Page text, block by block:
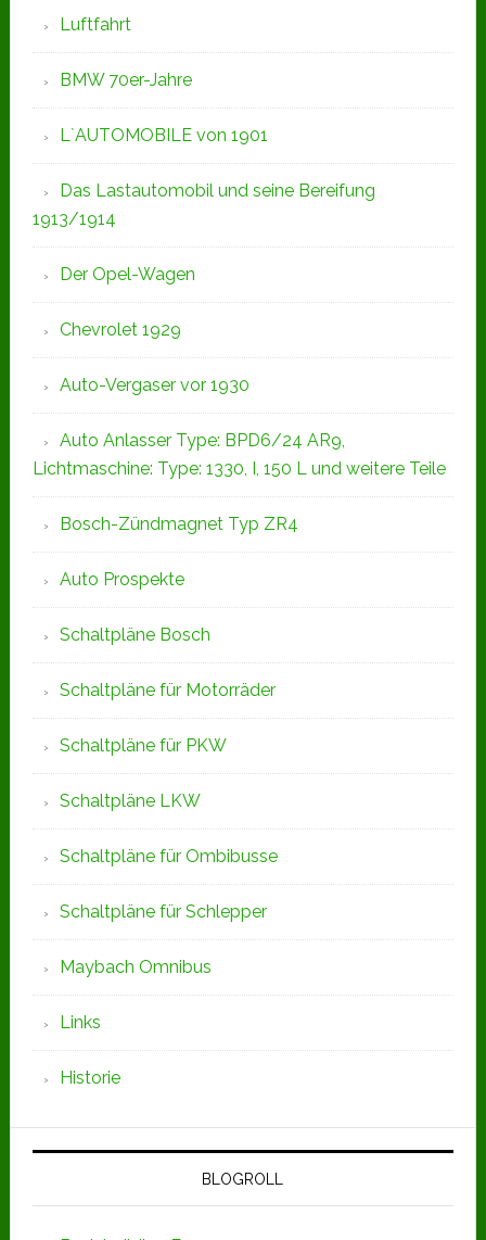
Luftfahrt
BMW 70er-Jahre
L`AUTOMOBILE von 1901
Das Lastautomobil und seine Bereifung
1913/1914
Der Opel-Wagen
Chevrolet 1929
Auto-Vergaser vor 1930
Auto Anlasser Type: BPD6/24 AR9,
Lichtmaschine: Type: 1330, I, 150 L und weitere Teile
Bosch-Zündmagnet Typ ZR4
Auto Prospekte
Schaltpläne Bosch
Schaltpläne für Motorräder
Schaltpläne für PKW
Schaltpläne LKW
Schaltpläne für Ombibusse
Schaltpläne für Schlepper
Maybach Omnibus
Links
Historie
BLOGROLL